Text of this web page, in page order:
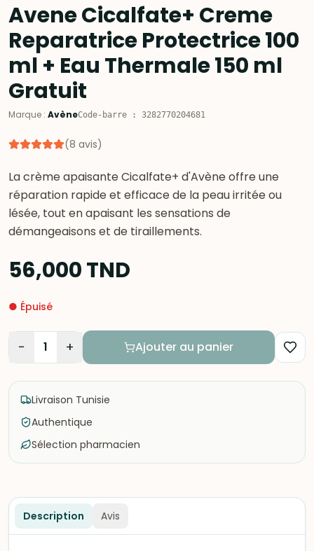
Avene Cicalfate+ Creme
Reparatrice Protectrice 100
ml + Eau Thermale 150 ml
Gratuit
Marque : AvèneCode-barre : 3282770204681
(8 avis)
La crème apaisante Cicalfate+ d'Avène offre une
réparation rapide et efficace de la peau irritée ou
lésée, tout en apaisant les sensations de
démangeaisons et de tiraillements.
56,000TND
● Épuisé
− 1 + Ajouter au panier
Livraison Tunisie
Authentique
Sélection pharmacien
Description Avis